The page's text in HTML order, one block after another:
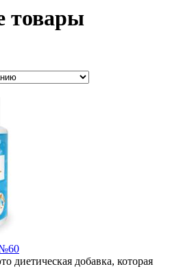
товары
диетическая добавка, которая